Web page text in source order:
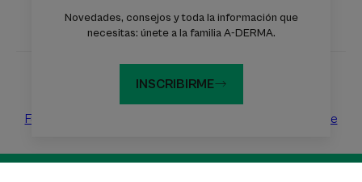
Novedades, consejos y toda la información que
necesitas: únete a la familia A-DERMA.
INSCRIBIRME
Sitios web del Grupo Pierre Fabre
Fundación Eczema Laboratorios Pierre Fabre